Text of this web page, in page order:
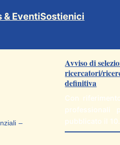
& EventiSostienici
–
Avviso di
ricercatori/
definitiva
Con
professionali
pubblicato il